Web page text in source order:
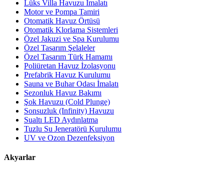
Lüks Villa Havuzu İmalatı
Motor ve Pompa Tamiri
Otomatik Havuz Örtüsü
Otomatik Klorlama Sistemleri
Özel Jakuzi ve Spa Kurulumu
Özel Tasarım Şelaleler
Özel Tasarım Türk Hamamı
Poliüretan Havuz İzolasyonu
Prefabrik Havuz Kurulumu
Sauna ve Buhar Odası İmalatı
Sezonluk Havuz Bakımı
Şok Havuzu (Cold Plunge)
Sonsuzluk (Infinity) Havuzu
Sualtı LED Aydınlatma
Tuzlu Su Jeneratörü Kurulumu
UV ve Ozon Dezenfeksiyon
Akyarlar